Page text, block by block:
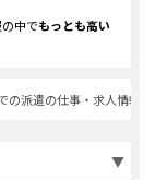
中でもっとも高い
の派遣の仕事・求人情報